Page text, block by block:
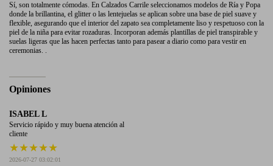
Sí, son totalmente cómodas. En Calzados Carrile seleccionamos modelos de Ría y Popa
donde la brillantina, el glitter o las lentejuelas se aplican sobre una base de piel suave y
flexible, asegurando que el interior del zapato sea completamente liso y respetuoso con la
piel de la niña para evitar rozaduras. Incorporan además plantillas de piel transpirable y
suelas ligeras que las hacen perfectas tanto para pasear a diario como para vestir en
ceremonias. .
Opiniones
ISABEL L
Servicio rápido y muy buena atención al
cliente
★★★★★
2026-07-27 03:02:01